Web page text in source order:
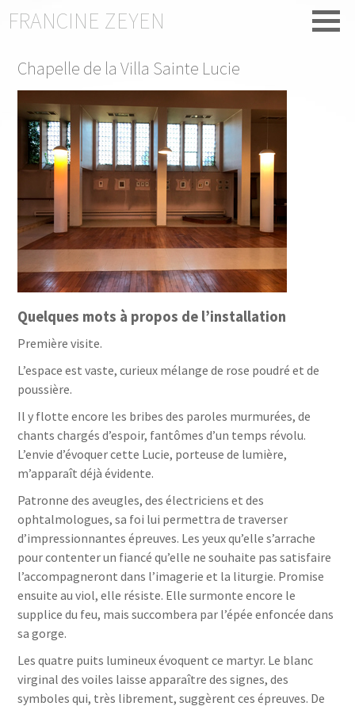
FRANCINE ZEYEN
Chapelle de la Villa Sainte Lucie
Quelques mots à propos de l’installation
Première visite.
L’espace est vaste, curieux mélange de rose poudré et de
poussière.
Il y flotte encore les bribes des paroles murmurées, de
chants chargés d’espoir, fantômes d’un temps révolu.
L’envie d’évoquer cette Lucie, porteuse de lumière,
m’apparaît déjà évidente.
Patronne des aveugles, des électriciens et des
ophtalmologues, sa foi lui permettra de traverser
d’impressionnantes épreuves. Les yeux qu’elle s’arrache
pour contenter un fiancé qu’elle ne souhaite pas satisfaire
l’accompagneront dans l’imagerie et la liturgie. Promise
ensuite au viol, elle résiste. Elle surmonte encore le
supplice du feu, mais succombera par l’épée enfoncée dans
sa gorge.
Les quatre puits lumineux évoquent ce martyr. Le blanc
virginal des voiles laisse apparaître des signes, des
symboles qui, très librement, suggèrent ces épreuves. De